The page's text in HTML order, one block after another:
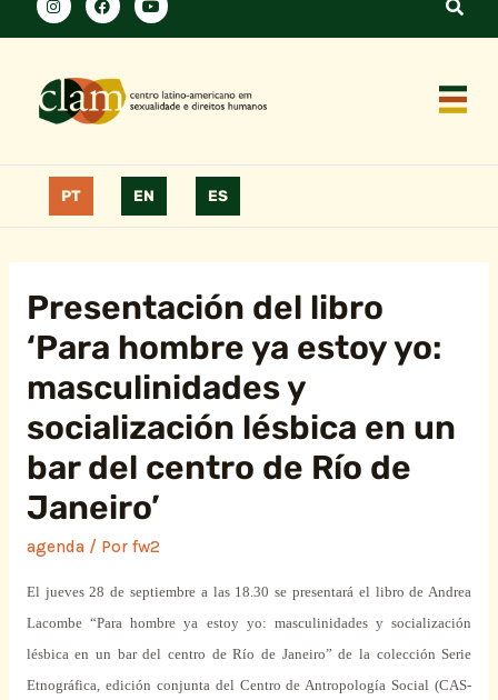
PT EN ES
Presentación del libro
‘Para hombre ya estoy yo:
masculinidades y
socialización lésbica en un
bar del centro de Río de
Janeiro’
agenda/ Por fw2
El jueves 28 de septiembre a las 18.30 se presentará el libro de Andrea
Lacombe “Para hombre ya estoy yo: masculinidades y socialización
lésbica en un bar del centro de Río de Janeiro” de la colección Serie
Etnográfica, edición conjunta del Centro de Antropología Social (CAS-